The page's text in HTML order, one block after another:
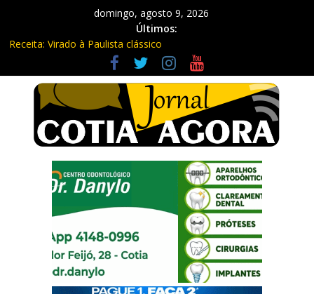
domingo, agosto 9, 2026
Últimos:
Receita: Virado à Paulista clássico
Ladrão de farmácia e procurado por maus-tratos são presos em
Vargem Grande Paulista
Cine Sustentável traz cinema ao ar livre e educação ambiental
para Vargem Grande
WhatsApp vai parar de funcionar em vários celulares antigos em
setembro
São Roque